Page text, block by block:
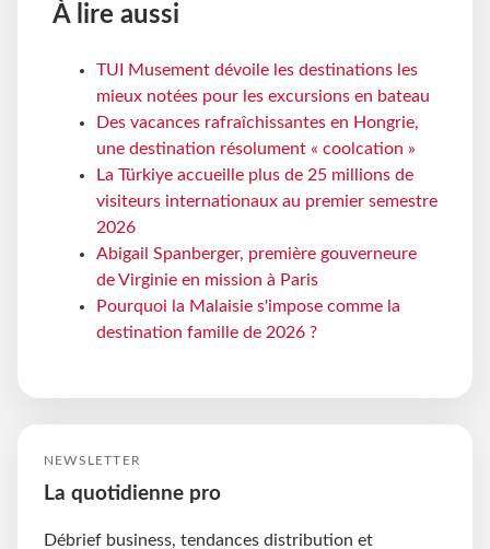
À lire aussi
TUI Musement dévoile les destinations les
mieux notées pour les excursions en bateau
Des vacances rafraîchissantes en Hongrie,
une destination résolument « coolcation »
La Türkiye accueille plus de 25 millions de
visiteurs internationaux au premier semestre
2026
Abigail Spanberger, première gouverneure
de Virginie en mission à Paris
Pourquoi la Malaisie s'impose comme la
destination famille de 2026 ?
NEWSLETTER
La quotidienne pro
Débrief business, tendances distribution et